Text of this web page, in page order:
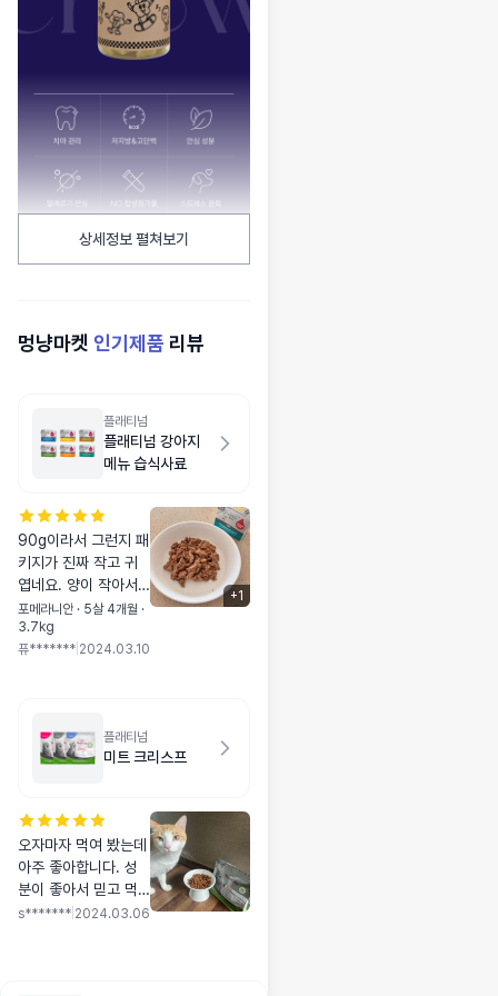
상세정보 펼쳐보기
멍냥마켓 인기제품 리뷰
플래티넘
플래티넘 강아지
메뉴 습식사료
90g이라서 그런지 패
키지가 진짜 작고 귀
엽네요. 양이 작아서
여행갈때 챙겨가서 먹
이기 좋을것 같아요.
피쉬라서 그런지 꽁치
포메라니안 · 5살 4개월 ·
3.7kg
퓨******* 2024.03.10
+1
플래티넘
미트 크리스프
오자마자 먹여 봤는데
아주 좋아합니다. 성
분이 좋아서 믿고 먹
일 수 있을 것 같아요.
s******* 2024.03.06